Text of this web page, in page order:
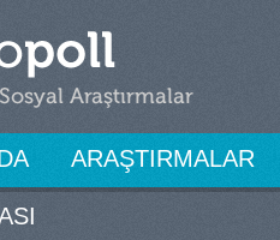
ARAŞTIRMALAR